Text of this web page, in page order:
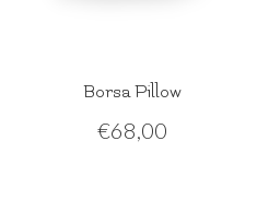
Borsa Pillow
€68,00